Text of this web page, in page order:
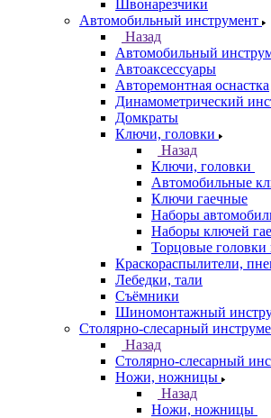
Швонарезчики
Автомобильный инструмент
Назад
Автомобильный
Автоаксессуары
Авторемонтная оснастка
Динамометрический
Домкраты
Ключи, головки
Назад
Ключи, головки
Автомобильные
Ключи гаечные
Наборы
Наборы ключей
Торцовые головки
Краскораспылители,
Лебедки, тали
Съёмники
Шиномонтажный
Столярно-слесарный
Назад
Столярно-слесарный
Ножи, ножницы
Назад
Ножи, ножницы